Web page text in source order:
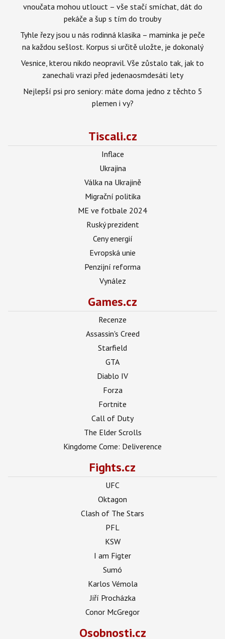
vnoučata mohou utlouct – vše stačí smíchat, dát do
pekáče a šup s tím do trouby
Tyhle řezy jsou u nás rodinná klasika – maminka je peče
na každou sešlost. Korpus si určitě uložte, je dokonalý
Vesnice, kterou nikdo neopravil. Vše zůstalo tak, jak to
zanechali vrazi před jedenaosmdesáti lety
Nejlepší psi pro seniory: máte doma jedno z těchto 5
plemen i vy?
Tiscali.cz
Inflace
Ukrajina
Válka na Ukrajině
Migrační politika
ME ve fotbale 2024
Ruský prezident
Ceny energií
Evropská unie
Penzijní reforma
Vynález
Games.cz
Recenze
Assassin's Creed
Starfield
GTA
Diablo IV
Forza
Fortnite
Call of Duty
The Elder Scrolls
Kingdome Come: Deliverence
Fights.cz
UFC
Oktagon
Clash of The Stars
PFL
KSW
I am Figter
Sumó
Karlos Vémola
Jiří Procházka
Conor McGregor
Osobnosti.cz